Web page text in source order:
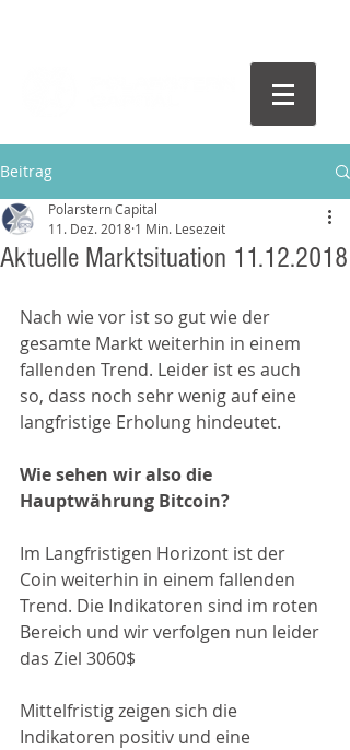
Beitrag
Aktuelle Marktsituation 11.12.2018
Polarstern Capital
11. Dez. 2018 1 Min. Lesezeit
Nach wie vor ist so gut wie der
gesamte Markt weiterhin in einem
fallenden Trend. Leider ist es auch
so, dass noch sehr wenig auf eine
langfristige Erholung hindeutet.
Wie sehen wir also die
Hauptwährung Bitcoin?
Im Langfristigen Horizont ist der
Coin weiterhin in einem fallenden
Trend. Die Indikatoren sind im roten
Bereich und wir verfolgen nun leider
das Ziel 3060$
Mittelfristig zeigen sich die
Indikatoren positiv und eine